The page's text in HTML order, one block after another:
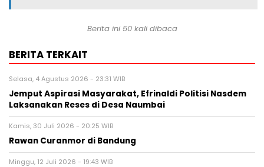
Berita ini 50kali dibaca
BERITA TERKAIT
Selasa, 4 Agustus 2026 - 23:31 WIB
Jemput Aspirasi Masyarakat, Efrinaldi Politisi Nasdem
Laksanakan Reses di Desa Naumbai
Kamis, 30 Juli 2026 - 20:25 WIB
Rawan Curanmor di Bandung
Minggu, 12 Juli 2026 - 19:43 WIB